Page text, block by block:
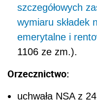
szczegółowych
wymiaru składek
emerytalne i
1106 ze zm.).
Orzecznictwo:
uchwała NSA z